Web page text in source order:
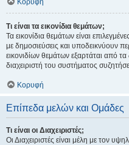
Κορυφή
Τι είναι τα εικονίδια θεμάτων;
Τα εικονίδια θεμάτων είναι
με δημοσιεύσεις και υποδεικνύουν
εικονιδίων θεμάτων εξαρτάται από
διαχειριστή του συστήματος
Κορυφή
Επίπεδα μελών και Ομάδες
Τι είναι οι Διαχειριστές;
Οι Διαχειριστές είναι μέλη με τον